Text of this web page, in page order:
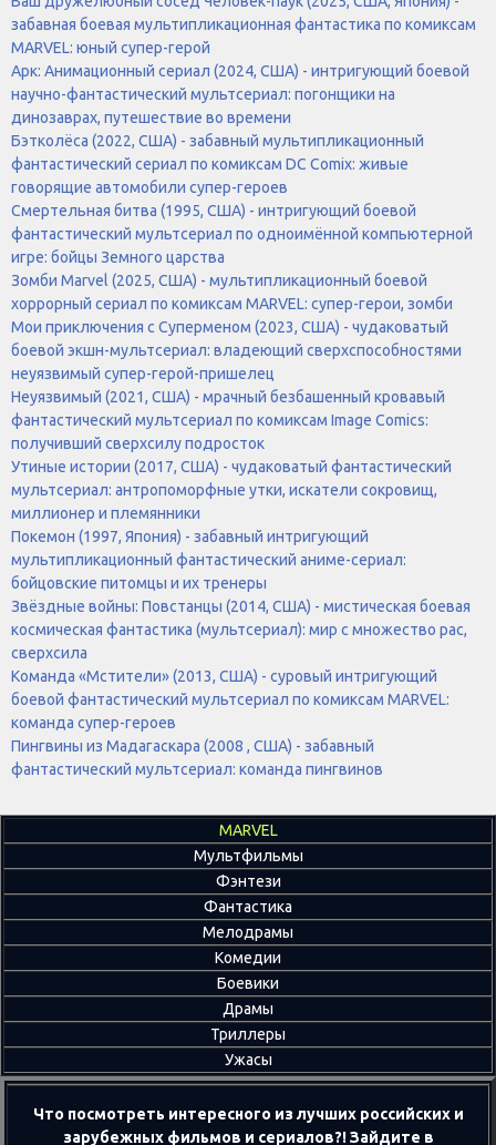
забавная боевая мультипликационная фантастика по комиксам
MARVEL: юный супер-герой
Арк: Анимационный сериал (2024, США) - интригующий боевой
научно-фантастический мультсериал: погонщики на
динозаврах, путешествие во времени
Бэтколёса (2022, США) - забавный мультипликационный
фантастический сериал по комиксам DC Comix: живые
говорящие автомобили супер-героев
Смертельная битва (1995, США) - интригующий боевой
фантастический мультсериал по одноимённой компьютерной
игре: бойцы Земного царства
Зомби Marvel (2025, США) - мультипликационный боевой
хоррорный сериал по комиксам MARVEL: супер-герои, зомби
Мои приключения с Суперменом (2023, США) - чудаковатый
боевой экшн-мультсериал: владеющий сверхспособностями
неуязвимый супер-герой-пришелец
Неуязвимый (2021, США) - мрачный безбашенный кровавый
фантастический мультсериал по комиксам Image Comics:
получивший сверхсилу подросток
Утиные истории (2017, США) - чудаковатый фантастический
мультсериал: антропоморфные утки, искатели сокровищ,
миллионер и племянники
Покемон (1997, Япония) - забавный интригующий
мультипликационный фантастический аниме-сериал:
бойцовские питомцы и их тренеры
Звёздные войны: Повстанцы (2014, США) - мистическая боевая
космическая фантастика (мультсериал): мир с множество рас,
сверхсила
Команда «Мстители» (2013, США) - суровый интригующий
боевой фантастический мультсериал по комиксам MARVEL:
команда супер-героев
Пингвины из Мадагаскара (2008 , США) - забавный
фантастический мультсериал: команда пингвинов
MARVEL
Мультфильмы
Фэнтези
Фантастика
Мелодрамы
Комедии
Боевики
Драмы
Триллеры
Ужасы
Что посмотреть интересного из лучших российских и
зарубежных фильмов и сериалов?! Зайдите в